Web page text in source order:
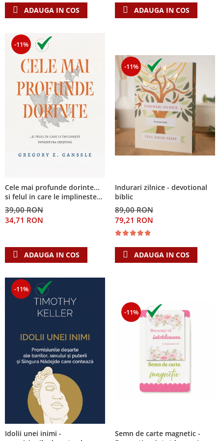
ADAUGA IN COS ADAUGA IN COS
-11%
Cele mai profunde dorinte...
si felul in care le implineste
invatatura crestina
39,00 RON
34,71 RON
ADAUGA IN COS
-11%
Indurari zilnice - devotional
biblic
89,00 RON
79,21 RON
ADAUGA IN COS
-11%
Idolii unei inimi -
-11%
Semn de carte magnetic -